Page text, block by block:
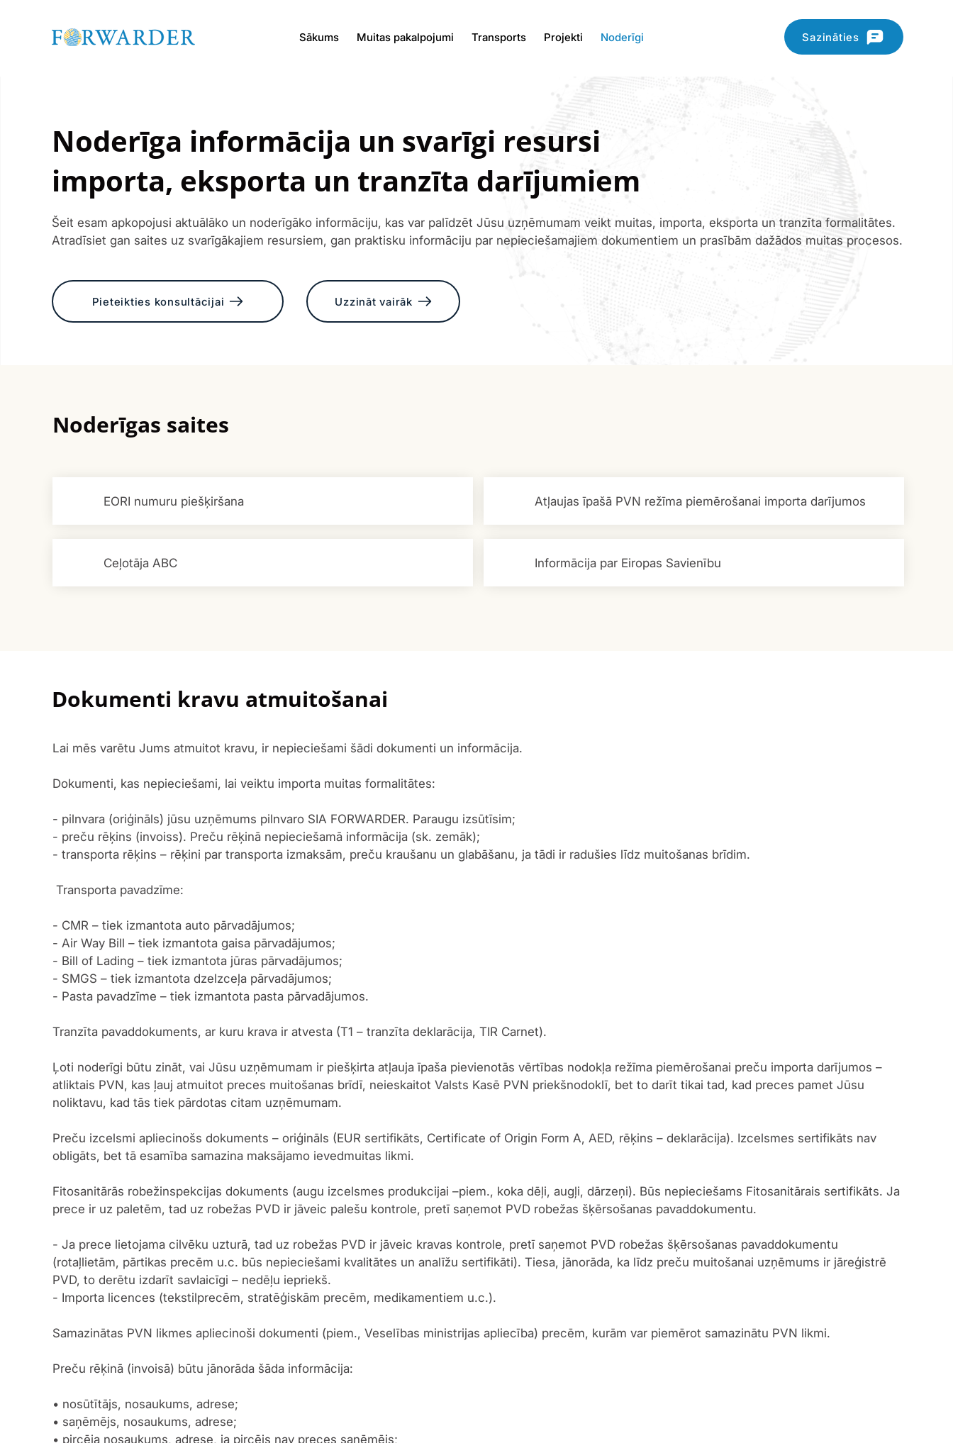
Sākums Muitas pakalpojumi Transports Projekti Noderīgi Sazināties
Noderīga informācija un svarīgi resursi
importa, eksporta un tranzīta darījumiem
Šeit esam apkopojusi aktuālāko un noderīgāko informāciju, kas var palīdzēt Jūsu uzņēmumam veikt muitas, importa, eksporta un tranzīta formalitātes.
Atradīsiet gan saites uz svarīgākajiem resursiem, gan praktisku informāciju par nepieciešamajiem dokumentiem un prasībām dažādos muitas procesos.
Pieteikties konsultācijai Uzzināt vairāk
Noderīgas saites
EORI numuru piešķiršana
Ceļotāja ABC
Atļaujas īpašā PVN režīma piemērošanai importa darījumos
Informācija par Eiropas Savienību
Dokumenti kravu atmuitošanai
Lai mēs varētu Jums atmuitot kravu, ir nepieciešami šādi dokumenti un informācija.
Dokumenti, kas nepieciešami, lai veiktu importa muitas formalitātes:
- pilnvara (oriģināls) jūsu uzņēmums pilnvaro SIA FORWARDER. Paraugu izsūtīsim;
- preču rēķins (invoiss). Preču rēķinā nepieciešamā informācija (sk. zemāk);
- transporta rēķins – rēķini par transporta izmaksām, preču kraušanu un glabāšanu, ja tādi ir radušies līdz muitošanas brīdim.
Transporta pavadzīme:
- CMR – tiek izmantota auto pārvadājumos;
- Air Way Bill – tiek izmantota gaisa pārvadājumos;
- Bill of Lading – tiek izmantota jūras pārvadājumos;
- SMGS – tiek izmantota dzelzceļa pārvadājumos;
- Pasta pavadzīme – tiek izmantota pasta pārvadājumos.
Tranzīta pavaddokuments, ar kuru krava ir atvesta (T1 – tranzīta deklarācija, TIR Carnet).
Ļoti noderīgi būtu zināt, vai Jūsu uzņēmumam ir piešķirta atļauja īpaša pievienotās vērtības nodokļa režīma piemērošanai preču importa darījumos –
atliktais PVN, kas ļauj atmuitot preces muitošanas brīdī, neieskaitot Valsts Kasē PVN priekšnodoklī, bet to darīt tikai tad, kad preces pamet Jūsu
noliktavu, kad tās tiek pārdotas citam uzņēmumam.
Preču izcelsmi apliecinošs dokuments – oriģināls (EUR sertifikāts, Certificate of Origin Form A, AED, rēķins – deklarācija). Izcelsmes sertifikāts nav
obligāts, bet tā esamība samazina maksājamo ievedmuitas likmi.
Fitosanitārās robežinspekcijas dokuments (augu izcelsmes produkcijai –piem., koka dēļi, augļi, dārzeņi). Būs nepieciešams Fitosanitārais sertifikāts. Ja
prece ir uz paletēm, tad uz robežas PVD ir jāveic palešu kontrole, pretī saņemot PVD robežas šķērsošanas pavaddokumentu.
- Ja prece lietojama cilvēku uzturā, tad uz robežas PVD ir jāveic kravas kontrole, pretī saņemot PVD robežas šķērsošanas pavaddokumentu
(rotaļlietām, pārtikas precēm u.c. būs nepieciešami kvalitātes un analīžu sertifikāti). Tiesa, jānorāda, ka līdz preču muitošanai uzņēmums ir jāreģistrē
PVD, to derētu izdarīt savlaicīgi – nedēļu iepriekš.
- Importa licences (tekstilprecēm, stratēģiskām precēm, medikamentiem u.c.).
Samazinātas PVN likmes apliecinoši dokumenti (piem., Veselības ministrijas apliecība) precēm, kurām var piemērot samazinātu PVN likmi.
Preču rēķinā (invoisā) būtu jānorāda šāda informācija:
• nosūtītājs, nosaukums, adrese;
• saņēmējs, nosaukums, adrese;
• pircēja nosaukums, adrese, ja pircējs nav preces saņēmējs;